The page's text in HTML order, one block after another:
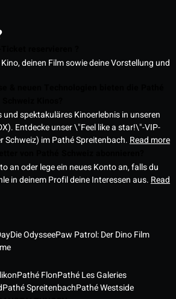
deinen Film sowie deine Vorstellung und
und spektakuläres Kinoerlebnis in unseren
Entdecke unser \"Feel like a star!\"-VIP-
Schweiz) im Pathé Spreitenbach.Read more
an oder lege ein neues Konto an, falls du
in deinem Profil deine Interessen aus.Read
Die OdysseePaw Patrol: Der Dino Film
Pathé FlonPathé Les Galeries
Pathé SpreitenbachPathé Westside